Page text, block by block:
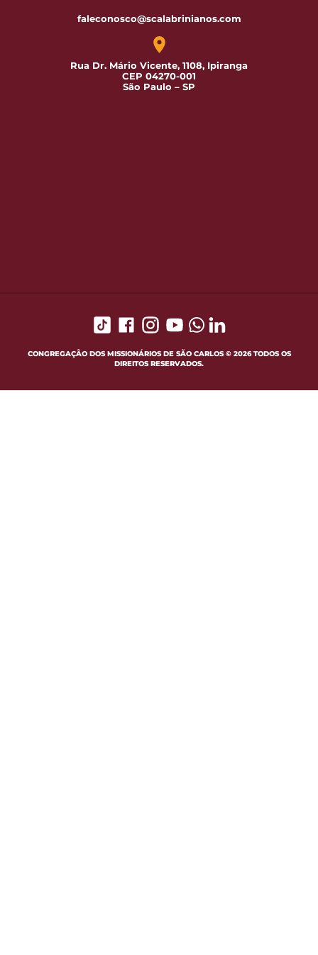
faleconosco@scalabrinianos.com
Rua Dr. Mário Vicente, 1108, Ipiranga
CEP 04270-001
São Paulo – SP
CONGREGAÇÃO DOS MISSIONÁRIOS DE SÃO CARLOS © 2026 TODOS OS
DIREITOS RESERVADOS.